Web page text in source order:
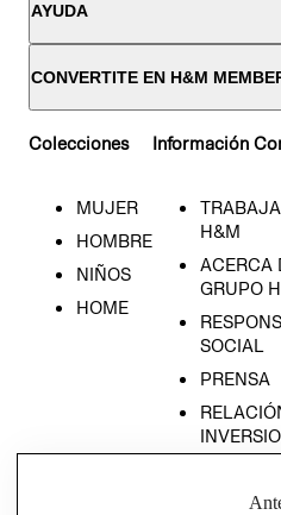
AYUDA
CONVERTITE EN H&M
Colecciones
MUJER
HOMBRE
NIÑOS
HOME
Información
H&M
ACERCA
GRUPO
SOCIAL
PRENSA